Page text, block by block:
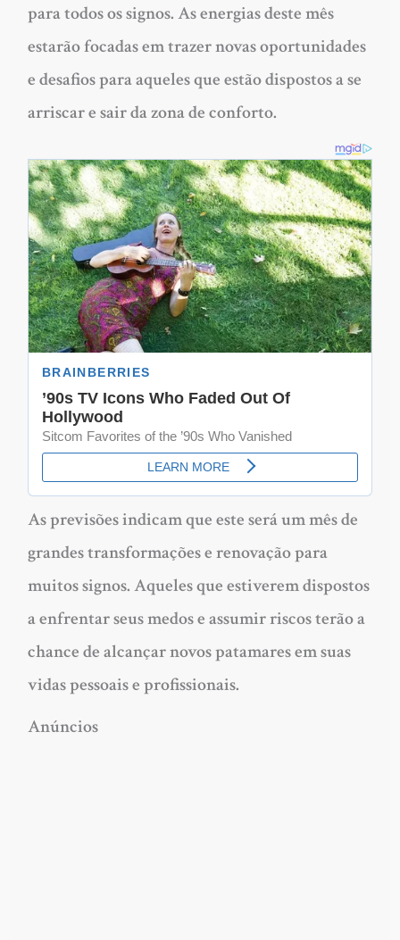
para todos os signos. As energias deste mês
estarão focadas em trazer novas oportunidades
e desafios para aqueles que estão dispostos a se
arriscar e sair da zona de conforto.
As previsões indicam que este será um mês de
grandes transformações e renovação para
muitos signos. Aqueles que estiverem dispostos
a enfrentar seus medos e assumir riscos terão a
chance de alcançar novos patamares em suas
vidas pessoais e profissionais.
Anúncios